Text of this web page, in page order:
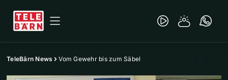
TeleBärn News Vom Gewehr bis zum Säbel